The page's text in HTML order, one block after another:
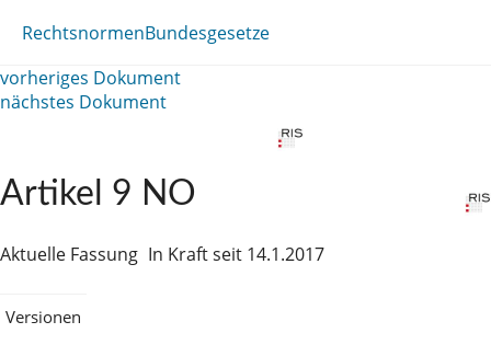
RechtsnormenBundesgesetze
vorheriges Dokument
nächstes Dokument
Artikel 9 NO
Aktuelle Fassung In Kraft seit 14.1.2017
Versionen